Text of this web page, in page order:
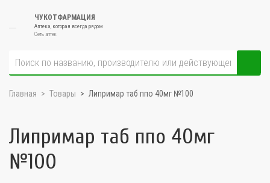
ЧУКОТФАРМАЦИЯ
Аптека, которая всегда рядом
Сеть аптек
Главная Товары Липримар таб ппо 40мг №100
Липримар таб ппо 40мг
№100